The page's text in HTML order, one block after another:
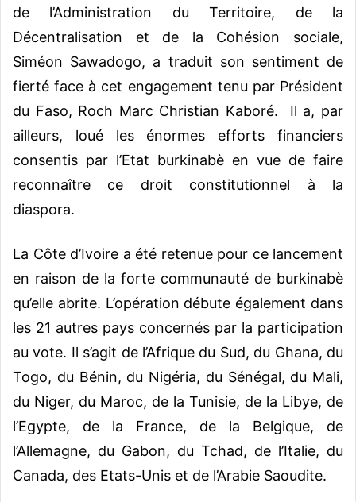
de l’Administration du Territoire, de la
Décentralisation et de la Cohésion sociale,
Siméon Sawadogo, a traduit son sentiment de
fierté face à cet engagement tenu par Président
du Faso, Roch Marc Christian Kaboré. Il a, par
ailleurs, loué les énormes efforts financiers
consentis par l’Etat burkinabè en vue de faire
reconnaître ce droit constitutionnel à la
diaspora.
La Côte d’Ivoire a été retenue pour ce lancement
en raison de la forte communauté de burkinabè
qu’elle abrite. L’opération débute également dans
les 21 autres pays concernés par la participation
au vote. Il s’agit de l’Afrique du Sud, du Ghana, du
Togo, du Bénin, du Nigéria, du Sénégal, du Mali,
du Niger, du Maroc, de la Tunisie, de la Libye, de
l’Egypte, de la France, de la Belgique, de
l’Allemagne, du Gabon, du Tchad, de l’Italie, du
Canada, des Etats-Unis et de l’Arabie Saoudite.